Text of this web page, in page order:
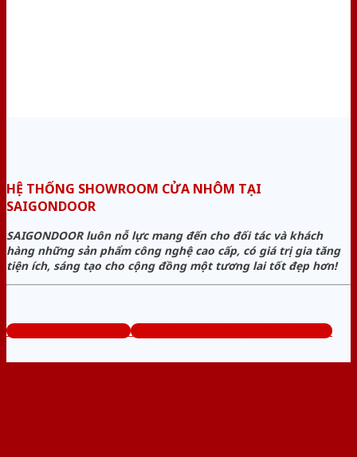
HỆ THỐNG SHOWROOM CỬA NHÔM TẠI
SAIGONDOOR
SAIGONDOOR luôn nỗ lực mang đến cho đối tác và khách
hàng những sản phẩm công nghệ cao cấp, có giá trị gia tăng
tiện ích, sáng tạo cho cộng đồng một tương lai tốt đẹp hơn!
www.bancuanhom.com Tổng đài tư vấn miễn phí: 0824.400.400